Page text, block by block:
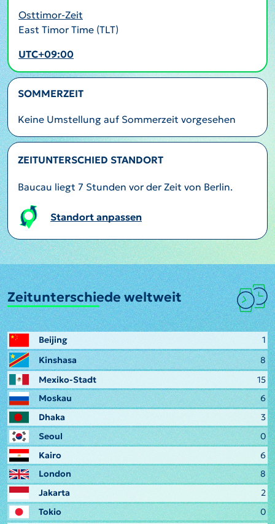
Osttimor-Zeit
East Timor Time (TLT)
UTC+09:00
SOMMERZEIT
Keine Umstellung auf Sommerzeit vorgesehen
ZEITUNTERSCHIED STANDORT
Baucau liegt 7 Stunden vor der Zeit von Berlin.
Standort anpassen
Zeitunterschiede weltweit
Beijing
1
Kinshasa
8
Mexiko-Stadt
15
Moskau
6
Dhaka
3
Seoul
0
Kairo
6
London
8
Jakarta
2
Tokio
0